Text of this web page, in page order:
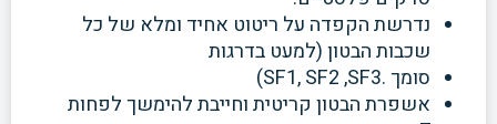
נדרשת הקפדה על ריטוט אחיד ומלא של כל
שכבות הבטון (למעט בדרגות
סומך .SF1, SF2 ,SF3)
אשפרת הבטון קריטית וחייבת להימשך לפחות